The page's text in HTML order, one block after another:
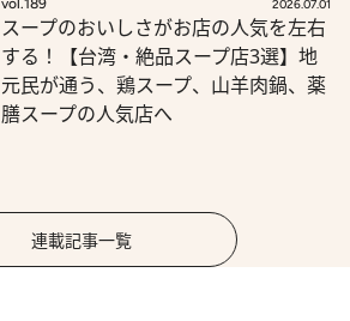
vol.189 2026.07.01
スープのおいしさがお店の人気を左右
する！【台湾・絶品スープ店3選】地
元民が通う、鶏スープ、山羊肉鍋、薬
膳スープの人気店へ
連載記事一覧